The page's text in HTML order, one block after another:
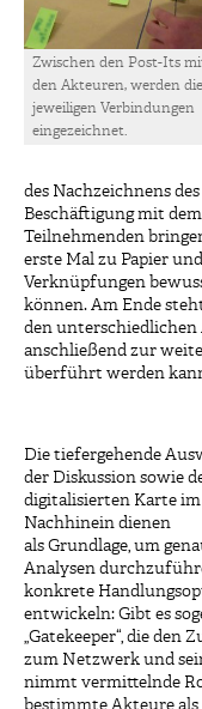
Zwischen den Post-Its
den Akteuren, werden die
jeweiligen Verbindungen
eingezeichnet.
des Nachzeichnens
Beschäftigung mit
Teilnehmenden
erste Mal zu Papier
Verknüpfungen
können. Am Ende
den
anschließend zur
überführt werden
Die tiefergehende
der Diskussion sowie
digitalisierten Karte im
Nachhinein dienen
als Grundlage, um
Analysen
konkrete
entwickeln: Gibt es
„Gatekeeper“, die den
zum Netzwerk und
nimmt vermittelnde
bestimmte Akteure